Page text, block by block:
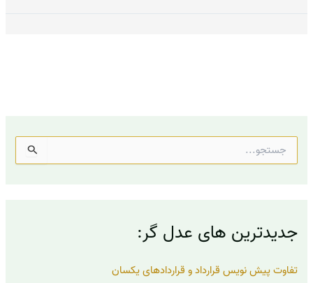
س
ر
:
جدیدترین های عدل گر:
تفاوت پیش نویس قرارداد و قراردادهای یکسان